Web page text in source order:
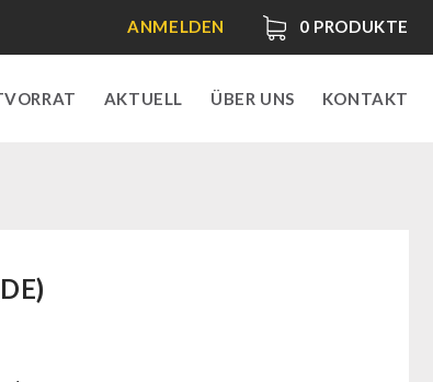
0 PRODUKTE
ANMELDEN
AKTUELL ÜBER UNS KONTAKT